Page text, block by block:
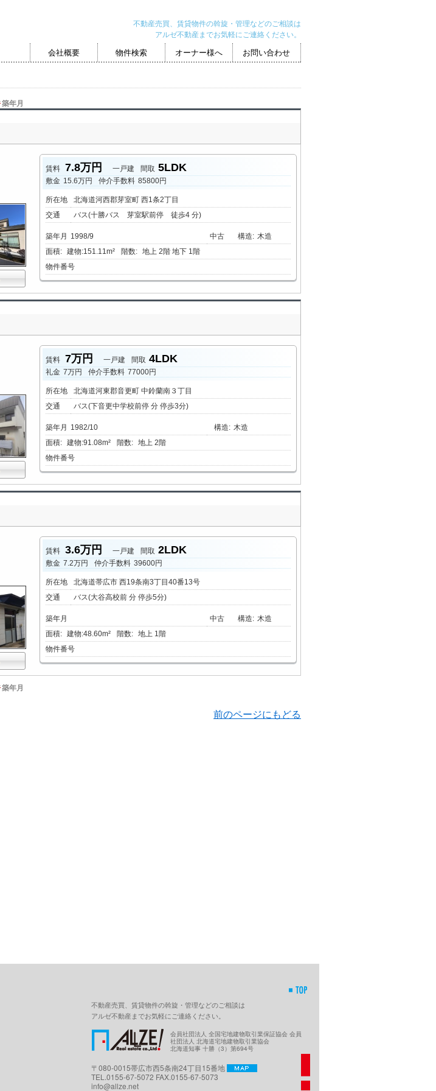
不動産売買、賃貸物件の斡旋・管理などのご相談は
アルゼ不動産までお気軽にご連絡ください。
会社概要 物件検索 オーナー様へ お問い合わせ
築年月
賃料 7.8万円 一戸建 間取 5LDK
敷金 15.6万円 仲介手数料 85800円
所在地
北海道河西郡芽室町 西1条2丁目
交通
バス(十勝バス 芽室駅前停 徒歩4 分)
築年月 1998/9 中古 構造: 木造
面積: 建物:151.11m² 階数: 地上 2階 地下 1階
物件番号
賃料 7万円 一戸建 間取 4LDK
礼金 7万円 仲介手数料 77000円
所在地
北海道河東郡音更町 中鈴蘭南３丁目
交通
バス(下音更中学校前停 分 停歩3分)
築年月 1982/10 構造: 木造
面積: 建物:91.08m² 階数: 地上 2階
物件番号
賃料 3.6万円 一戸建 間取 2LDK
敷金 7.2万円 仲介手数料 39600円
所在地
北海道帯広市 西19条南3丁目40番13号
交通
バス(大谷高校前 分 停歩5分)
築年月 中古 構造: 木造
面積: 建物:48.60m² 階数: 地上 1階
物件番号
築年月
前のページにもどる
不動産売買、賃貸物件の斡旋・管理などのご相談は
アルゼ不動産までお気軽にご連絡ください。
会員社団法人 全国宅地建物取引業保証協会 会員
社団法人 北海道宅地建物取引業協会
北海道知事 十勝（3）第694号
〒080-0015帯広市西5条南24丁目15番地
TEL.0155-67-5072 FAX.0155-67-5073
info@allze.net